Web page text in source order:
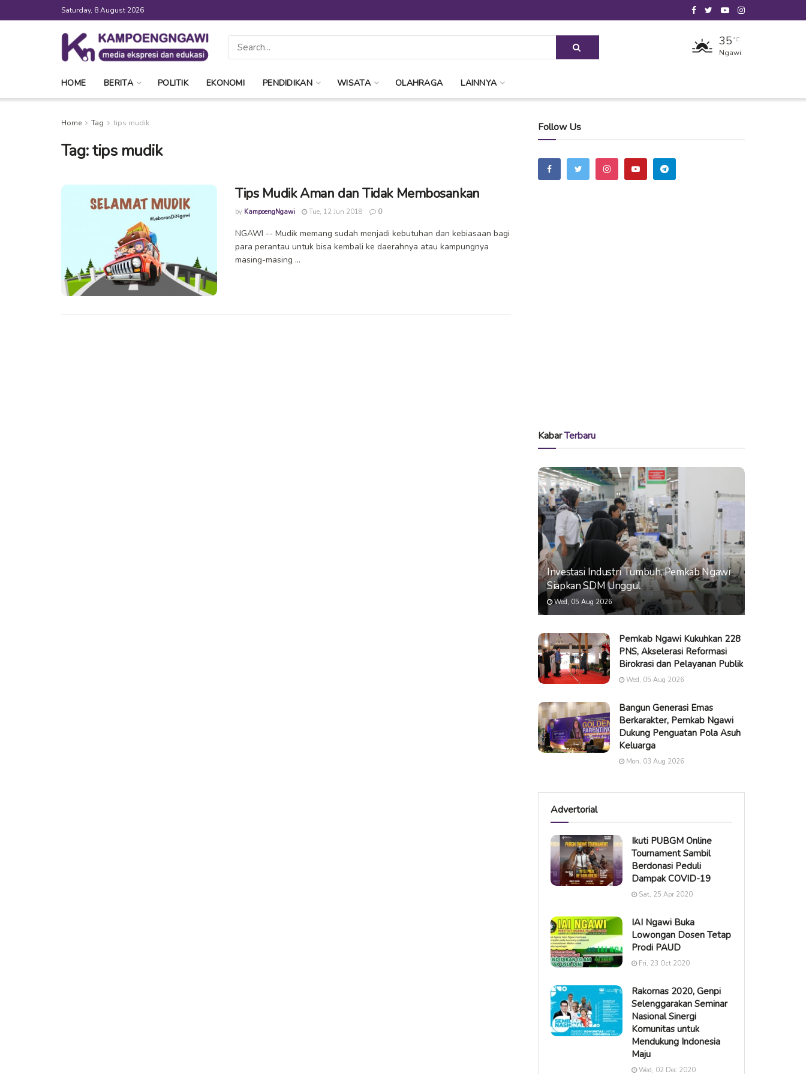
Saturday, 8 August 2026
35 °C
Ngawi
HOME BERITA POLITIK EKONOMI PENDIDIKAN WISATA OLAHRAGA LAINNYA
Home Tag tips mudik
Tag:tips mudik
Tips Mudik Aman dan Tidak Membosankan
by KampoengNgawi Tue, 12 Jun 2018 0
NGAWI -- Mudik memang sudah menjadi kebutuhan dan kebiasaan bagi
para perantau untuk bisa kembali ke daerahnya atau kampungnya
masing-masing ...
Follow Us
KabarTerbaru
Investasi Industri Tumbuh, Pemkab Ngawi
Siapkan SDM Unggul
Wed, 05 Aug 2026
Pemkab Ngawi Kukuhkan 228
PNS, Akselerasi Reformasi
Birokrasi dan Pelayanan Publik
Wed, 05 Aug 2026
Bangun Generasi Emas
Berkarakter, Pemkab Ngawi
Dukung Penguatan Pola Asuh
Keluarga
Mon, 03 Aug 2026
Advertorial
Ikuti PUBGM Online
Tournament Sambil
Berdonasi Peduli
Dampak COVID-19
Sat, 25 Apr 2020
IAI Ngawi Buka
Lowongan Dosen Tetap
Prodi PAUD
Fri, 23 Oct 2020
Rakornas 2020, Genpi
Selenggarakan Seminar
Nasional Sinergi
Komunitas untuk
Mendukung Indonesia
Maju
Wed, 02 Dec 2020